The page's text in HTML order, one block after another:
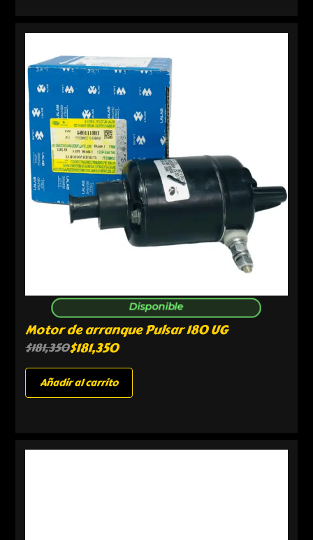
Disponible
Motor de arranque Pulsar 180 UG
$181,350$181,350
Añadir al carrito